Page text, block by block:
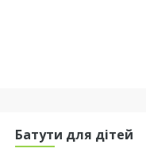
Батути для дітей